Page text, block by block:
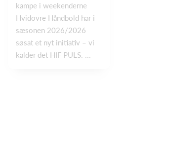
kampe i weekenderne
Hvidovre Håndbold har i
sæsonen 2026/2026
søsat et nyt initiativ – vi
kalder det HIF PULS. ...